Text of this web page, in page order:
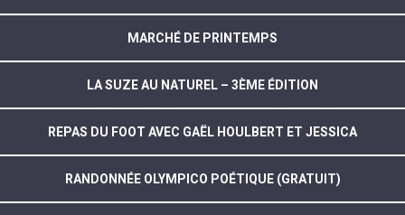
MARCHÉ DE PRINTEMPS
LA SUZE AU NATUREL – 3ÈME ÉDITION
REPAS DU FOOT AVEC GAËL HOULBERT ET JESSICA
RANDONNÉE OLYMPICO POÉTIQUE (GRATUIT)